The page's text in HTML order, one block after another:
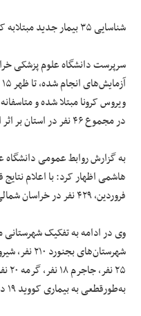
شناسایی ۳۵ بیمار جدید مبتلابه کرونا در خراسان شمالی
سرپرست دانشگاه علوم پزشکی
در مجموع ۴۶ نفر در استان بر اثر ابتلا به کرونا فوت کردند.
به گزارش روابط عمومی
فروردین، ۴۲۹ نفر در خراسان شمالی به ویروس کرونا مبتلا شده‌اند.
وی در ادامه به تفکیک
به‌طورقطعی به بیماری کووید ۱۹ دچار شده‌اند.️